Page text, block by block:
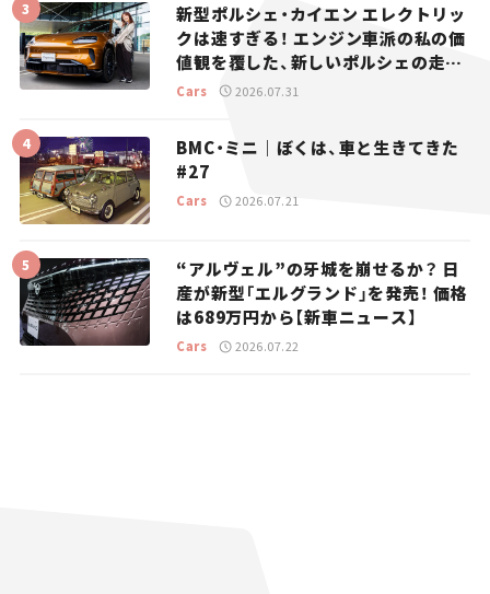
新型ポルシェ・カイエン エレクトリッ
クは速すぎる！ エンジン車派の私の価
値観を覆した、新しいポルシェの走
り。
Cars 2026.07.31
BMC・ミニ｜ぼくは、車と生きてきた
#27
Cars 2026.07.21
“アルヴェル”の牙城を崩せるか？ 日
産が新型「エルグランド」を発売！ 価格
は689万円から【新車ニュース】
Cars 2026.07.22